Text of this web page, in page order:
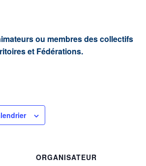
ou membres des collectifs
et Fédérations.
ORGANISATEUR